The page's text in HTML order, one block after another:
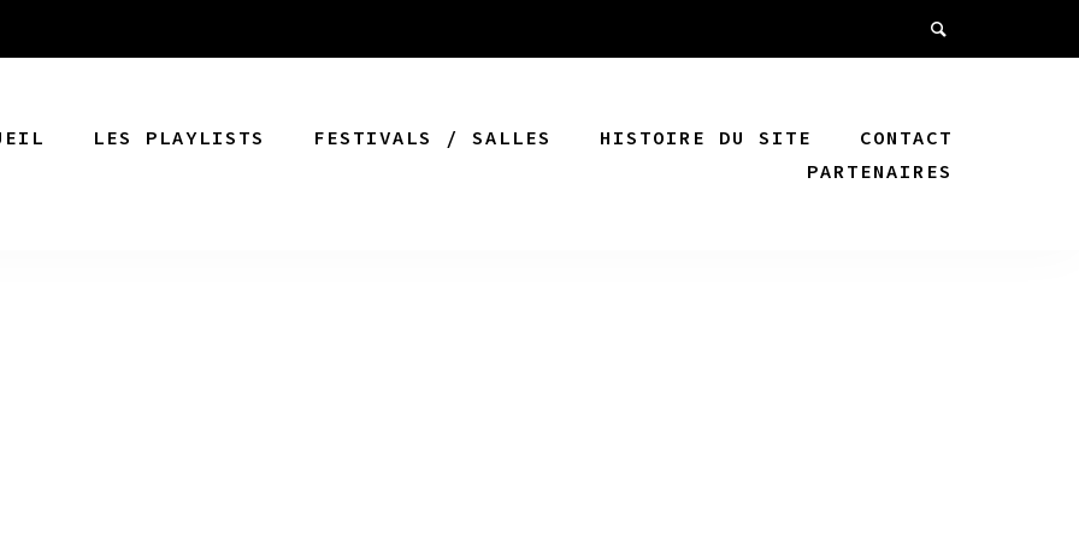
LES PLAYLISTS FESTIVALS / SALLES HISTOIRE DU SITE
CONTACT
PARTENAIRES